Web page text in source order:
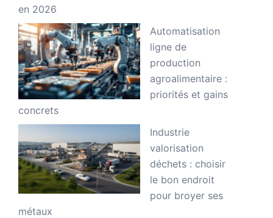
en 2026
Automatisation
ligne de
production
agroalimentaire :
priorités et gains
concrets
Industrie
valorisation
déchets : choisir
le bon endroit
pour broyer ses
métaux